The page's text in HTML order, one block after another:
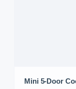
Mini 5-Door